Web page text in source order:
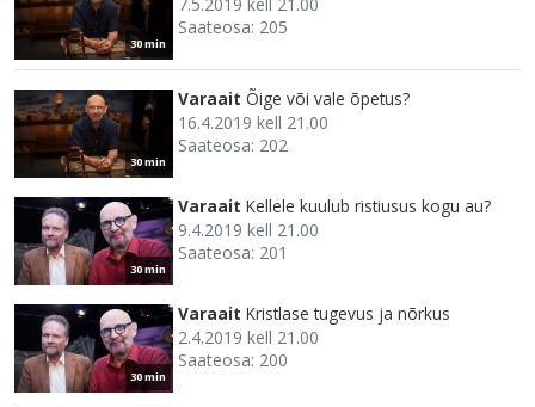
30 min
Saateosa: 205
30 min
Varaait Õige või vale õpetus?
16.4.2019 kell 21.00
Saateosa: 202
30 min
Varaait Kellele kuulub ristiusus kogu au?
9.4.2019 kell 21.00
Saateosa: 201
30 min
Varaait Kristlase tugevus ja nõrkus
2.4.2019 kell 21.00
Saateosa: 200